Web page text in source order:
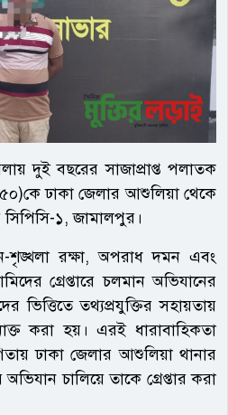
দুই বছরের সাজাপ্রাপ্ত পলাতক
ঢাকা জেলার আশুলিয়া থেকে
সিপিসি-১, জামালপুর।
শৃঙ্খলা রক্ষা, অপরাধ দমন এবং
গ্রেপ্তারে চলমান অভিযানের
ভিত্তিতে তথ্যপ্রযুক্তির সহায়তায়
করা হয়। এরই ধারাবাহিকতা
ঢাকা জেলার আশুলিয়া থানার
চালিয়ে তাকে গ্রেপ্তার করা